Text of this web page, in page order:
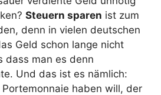
Steuern sparen ist zum
denn in vielen deutschen
Geld schon lange nicht
dass man es denn
Und das ist es nämlich:
haben will, der